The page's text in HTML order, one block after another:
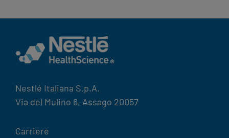
Nestlé Italiana S.p.A.
Via del Mulino 6, Assago 20057
Legal
Carriere